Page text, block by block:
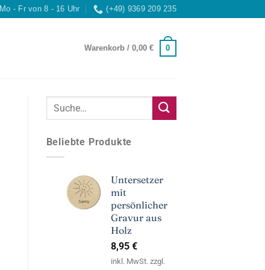
Mo - Fr von 8 - 16 Uhr (+49) 9369 209 235
Warenkorb / 0,00 € 0
Beliebte Produkte
Untersetzer
mit
persönlicher
Gravur aus
Holz
8,95 €
inkl. MwSt. zzgl.